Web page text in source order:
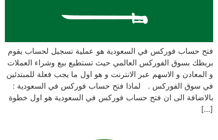
فتح حساب فوركس في السعودية هو عملية تسجيل لحساب يقوم
بربطك بسوق الفوركس العالمي حيث تستطيع بيع وشراء العملات
و المعادن و الاسهم عبر الانترنت و هو اول ما يجب فعلة للمبتدئين
في سوق الفوركس . لماذا فتح حساب فوركس في السعودية :
بالاضافة الى ان فتح حساب فوركس في السعودية هو اول خطوة
[…]